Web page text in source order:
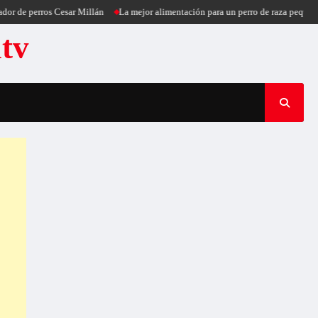
Cesar Millán La mejor alimentación para un perro de raza pequeña